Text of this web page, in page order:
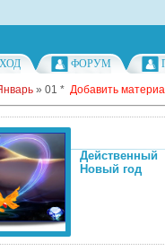
ФОРУМ
» 01 * Добавить
Новый год